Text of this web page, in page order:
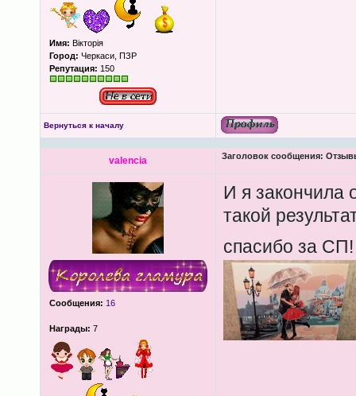
Имя: Вікторія
Город: Черкаси, ПЗР
Репутация: 150
Вернуться к началу
valencia Заголовок сообщения:
Сообщения: 16
Награды: 7
И я закончила
такой
спасибо за